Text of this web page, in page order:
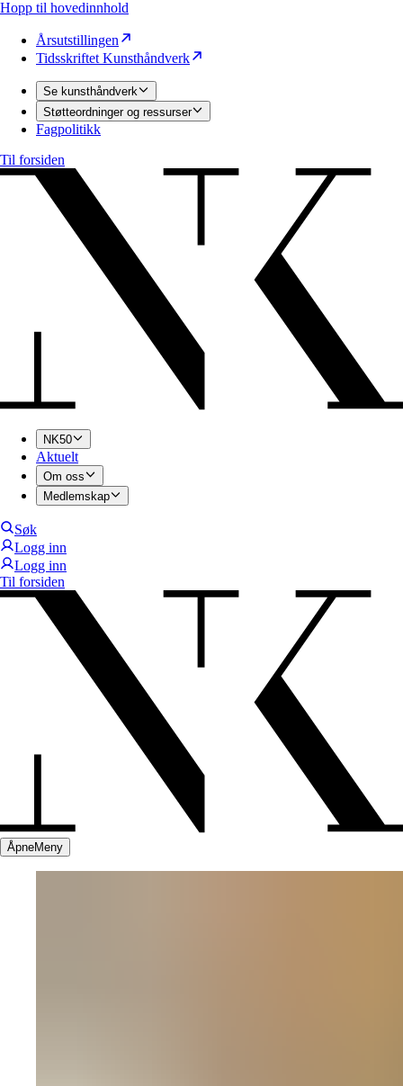
Hopp til hovedinnhold
Årsutstillingen
Tidsskriftet Kunsthåndverk
Se kunsthåndverk
Støtteordninger og ressurser
Fagpolitikk
Til forsiden
NK50
Aktuelt
Om oss
Medlemskap
Søk
Logg inn
Logg inn
Til forsiden
ÅpneMeny